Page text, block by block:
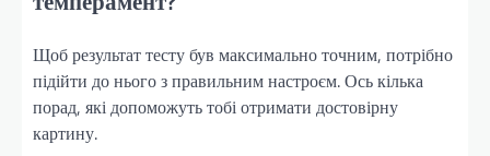
Щоб результат тесту був максимально точним, потрібно
підійти до нього з правильним настроєм. Ось кілька
порад, які допоможуть тобі отримати достовірну
картину.